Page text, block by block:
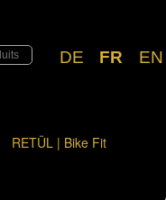
DE FR EN
RETÜL | Bike Fit